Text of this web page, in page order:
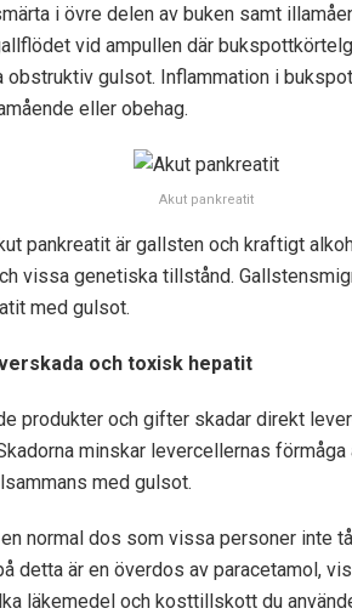
i övre delen av buken samt
vid ampullen där
gulsot. Inflammation i
eller obehag.
Akut pankreatit
pankreatit är gallsten och kraftigt
vissa genetiska tillstånd.
med gulsot.
och toxisk hepatit
produkter och gifter skadar direkt
minskar levercellernas
med gulsot.
normal dos som vissa personer inte
detta är en överdos av paracetamol,
läkemedel och kosttillskott du